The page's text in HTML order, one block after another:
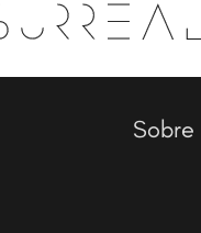
Sobre